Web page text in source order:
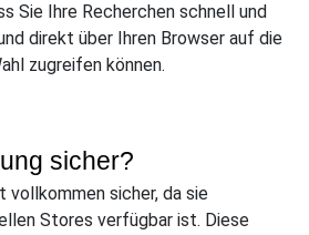
Sie Ihre Recherchen schnell und
direkt über Ihren Browser auf die
zugreifen können.
sicher?
vollkommen sicher, da sie
Stores verfügbar ist. Diese